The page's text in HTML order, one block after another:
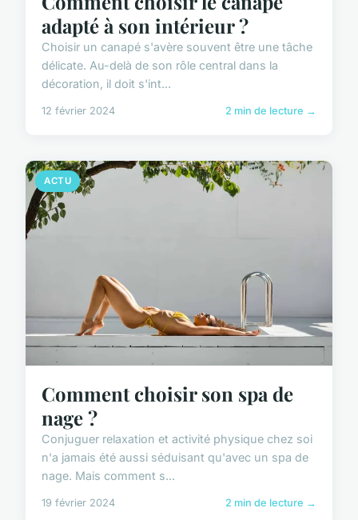
adapté à son intérieur ?
Choisir un canapé s'avère souvent être une tâche
délicate. Au-delà de son rôle central dans la
décoration, il doit s'int...
12 février 2024 2 min de lecture →
ACTU
Comment choisir son spa de
nage ?
Conjuguer relaxation et activité physique chez soi
n'a jamais été aussi séduisant qu'avec un spa de
nage. Mais comment s...
19 février 2024 2 min de lecture →